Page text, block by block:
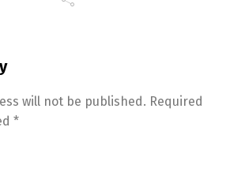
will not be published. Required
*